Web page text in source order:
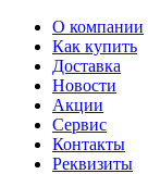
О компании
Как купить
Доставка
Новости
Акции
Сервис
Контакты
Реквизиты